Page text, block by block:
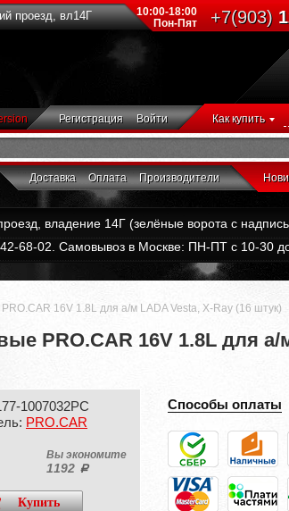
проезд, вл14Г
10:00-18:00
Пон-Пят
+7(903)
Регистрация Войти Как купить
Доставка Оплата Производители
владение 14Г (зелёные ворота с
68-02. Самовывоз в Москве: ПН-ПТ с 10-30
16V 1.8L для а/м LADA Vesta, X-Ray (16 штук)
PRO.CAR 16V 1.8L для а/
1007032PC
PRO.CAR
Вы экономите
1192 a
Купить
Способы оплаты